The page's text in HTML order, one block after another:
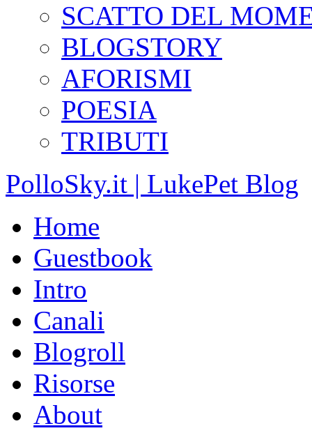
SCATTO DEL
BLOGSTORY
AFORISMI
POESIA
TRIBUTI
PolloSky.it | LukePet Blog
Home
Guestbook
Intro
Canali
Blogroll
Risorse
About